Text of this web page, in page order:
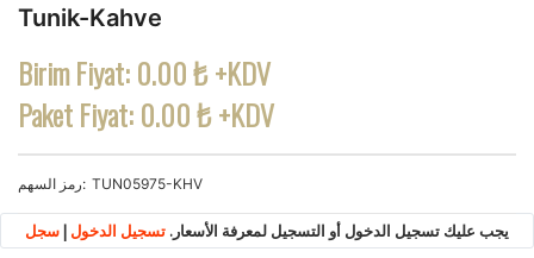
Tunik-Kahve
Birim Fiyat:0.00 ₺ +KDV
Paket Fiyat:0.00 ₺ +KDV
رمز السهم TUN05975-KHV
يجب عليك تسجيل الدخول أو التسجيل لمعرفة الأسعار. تسجيل الدخول | سجل